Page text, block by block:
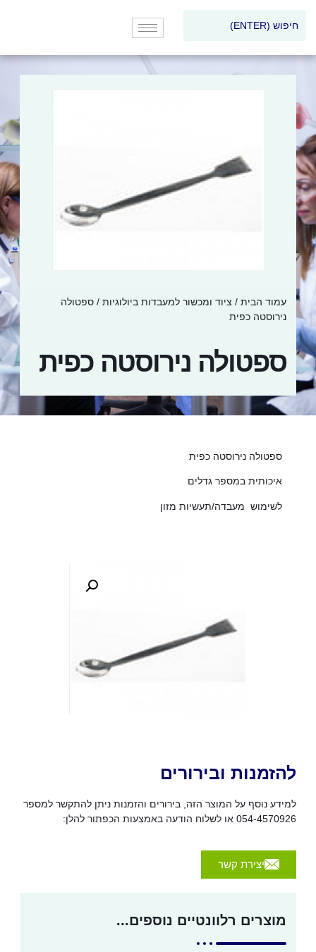
עמוד הבית / ציוד ומכשור למעבדות ביולוגיות / ספטולה
נירוסטה כפית
ספטולה נירוסטה כפית
ספטולה נירוסטה כפית
איכותית במספר גדלים
לשימוש מעבדה/תעשיות מזון
להזמנות ובירורים
למידע נוסף על המוצר הזה, בירורים והזמנות ניתן להתקשר למספר
054-4570926 או לשלוח הודעה באמצעות הכפתור להלן:
יצירת קשר
מוצרים רלוונטיים נוספים...